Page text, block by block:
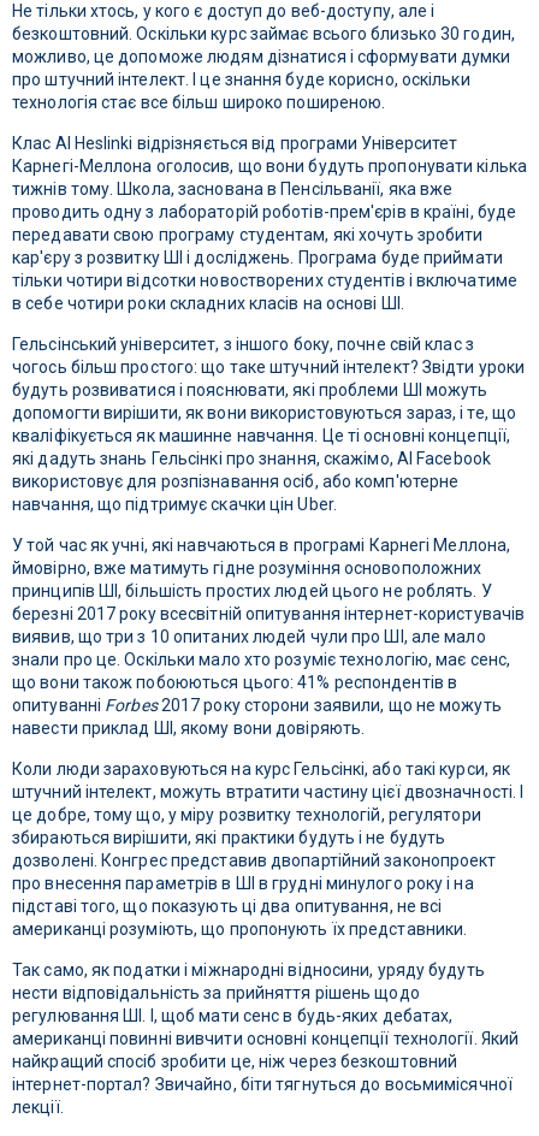
Не тільки хтось, у кого є доступ до веб-доступу, але і
безкоштовний. Оскільки курс займає всього близько 30 годин,
можливо, це допоможе людям дізнатися і сформувати думки
про штучний інтелект. І це знання буде корисно, оскільки
технологія стає все більш широко поширеною.
Клас AI Heslinki відрізняється від програми Університет
Карнегі-Меллона оголосив, що вони будуть пропонувати кілька
тижнів тому. Школа, заснована в Пенсільванії, яка вже
проводить одну з лабораторій роботів-прем'єрів в країні, буде
передавати свою програму студентам, які хочуть зробити
кар'єру з розвитку ШІ і досліджень. Програма буде приймати
тільки чотири відсотки новостворених студентів і включатиме
в себе чотири роки складних класів на основі ШІ.
Гельсінський університет, з іншого боку, почне свій клас з
чогось більш простого: що таке штучний інтелект? Звідти уроки
будуть розвиватися і пояснювати, які проблеми ШІ можуть
допомогти вирішити, як вони використовуються зараз, і те, що
кваліфікується як машинне навчання. Це ті основні концепції,
які дадуть знань Гельсінкі про знання, скажімо, AI Facebook
використовує для розпізнавання осіб, або комп'ютерне
навчання, що підтримує скачки цін Uber.
У той час як учні, які навчаються в програмі Карнегі Меллона,
ймовірно, вже матимуть гідне розуміння основоположних
принципів ШІ, більшість простих людей цього не роблять. У
березні 2017 року всесвітній опитування інтернет-користувачів
виявив, що три з 10 опитаних людей чули про ШІ, але мало
знали про це. Оскільки мало хто розуміє технологію, має сенс,
що вони також побоюються цього: 41% респондентів в
опитуванні Forbes2017 року сторони заявили, що не можуть
навести приклад ШІ, якому вони довіряють.
Коли люди зараховуються на курс Гельсінкі, або такі курси, як
штучний інтелект, можуть втратити частину цієї двозначності. І
це добре, тому що, у міру розвитку технологій, регулятори
збираються вирішити, які практики будуть і не будуть
дозволені. Конгрес представив двопартійний законопроект
про внесення параметрів в ШІ в грудні минулого року і на
підставі того, що показують ці два опитування, не всі
американці розуміють, що пропонують їх представники.
Так само, як податки і міжнародні відносини, уряду будуть
нести відповідальність за прийняття рішень щодо
регулювання ШІ. І, щоб мати сенс в будь-яких дебатах,
американці повинні вивчити основні концепції технології. Який
найкращий спосіб зробити це, ніж через безкоштовний
інтернет-портал? Звичайно, біти тягнуться до восьмимісячної
лекції.